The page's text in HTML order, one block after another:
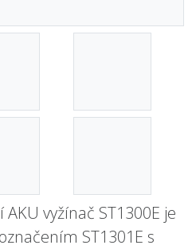
vyžínač ST1300E je
ST1301E s